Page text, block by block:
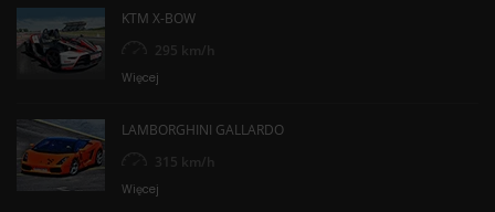
KTM X-BOW
295 km/h
Więcej
LAMBORGHINI GALLARDO
315 km/h
Więcej